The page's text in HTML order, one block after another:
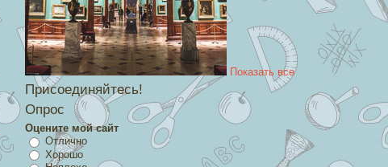
Показать все
Присоединяйтесь!
Опрос
Оцените мой сайт
Отлично
Хорошо